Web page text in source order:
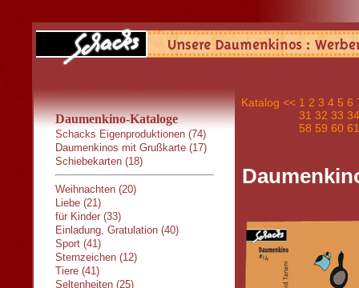
Daumenkino-Kataloge
Schacks Eigenproduktionen (74)
Daumenkinos mit Grußkarte (17)
Schiebekarten (18)
Weihnachten (20)
Liebe (21)
für Kinder (33)
Einladung, Gratulation (40)
Sport (41)
Sternzeichen (12)
Tiere (41)
Seltenheiten (25)
Katalog << 1 2 3 4 5 6
31 32 33 34
58 59 60 61